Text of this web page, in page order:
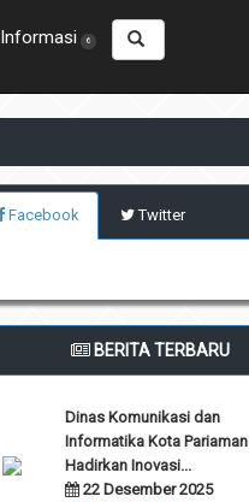
Informasi 6
Facebook Twitter
BERITA TERBARU
Dinas Komunikasi dan
Informatika Kota Pariaman
Hadirkan Inovasi...
22 Desember 2025